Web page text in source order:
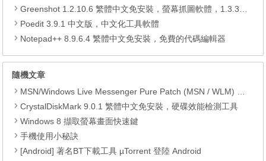
Greenshot 1.2.10.6 繁體中文免安裝，螢幕抓圖軟體，1.3.315 安裝版
Poedit 3.9.1 中文版，中文化工具軟體
Notepad++ 8.9.6.4 繁體中文免安裝，免費的代碼編輯器
隨機文章
MSN/Windows Live Messenger Pure Patch (MSN / WLM) 去廣告程式
CrystalDiskMark 9.0.1 繁體中文免安裝，硬碟效能檢測工具
Windows 8 擷取螢幕畫面快速鍵
手機使用小秘訣
[Android] 著名BT下載工具 µTorrent 登陸 Android